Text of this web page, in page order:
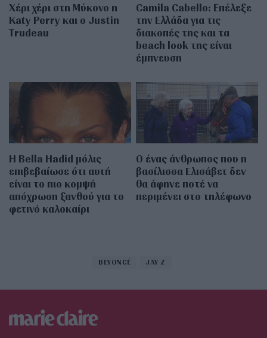
Χέρι χέρι στη Μύκονο η
Katy Perry και ο Justin
Trudeau
Camila Cabello: Επέλεξε
την Ελλάδα για τις
διακοπές της και τα
beach look της είναι
έμπνευση
Η Bella Hadid μόλις
επιβεβαίωσε ότι αυτή
είναι το πιο κομψή
απόχρωση ξανθού για το
φετινό καλοκαίρι
Ο ένας άνθρωπος που η
βασίλισσα Ελισάβετ δεν
θα άφηνε ποτέ να
περιμένει στο τηλέφωνο
BEYONCÉ JAY Z